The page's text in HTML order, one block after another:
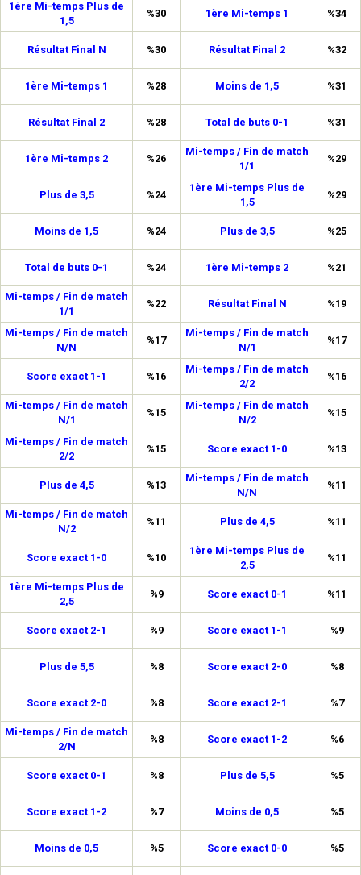
1ère Mi-temps Plus de
1,5
%30
Résultat Final N %30
1ère Mi-temps 1 %28
Résultat Final 2 %28
1ère Mi-temps 2 %26
Plus de 3,5 %24
Moins de 1,5 %24
Total de buts 0-1 %24
Mi-temps / Fin de match
1/1
%22
Mi-temps / Fin de match
N/N
%17
Score exact 1-1 %16
Mi-temps / Fin de match
N/1
%15
Mi-temps / Fin de match
2/2
%15
Plus de 4,5 %13
Mi-temps / Fin de match
N/2
%11
Score exact 1-0 %10
1ère Mi-temps Plus de
2,5
%9
Score exact 2-1 %9
Plus de 5,5 %8
Score exact 2-0 %8
Mi-temps / Fin de match
2/N
%8
Score exact 0-1 %8
Score exact 1-2 %7
Moins de 0,5 %5
1ère Mi-temps 1 %34
Résultat Final 2 %32
Moins de 1,5 %31
Total de buts 0-1 %31
Mi-temps / Fin de match
1/1
%29
1ère Mi-temps Plus de
1,5
%29
Plus de 3,5 %25
1ère Mi-temps 2 %21
Résultat Final N %19
Mi-temps / Fin de match
N/1
%17
Mi-temps / Fin de match
2/2
%16
Mi-temps / Fin de match
N/2
%15
Score exact 1-0 %13
Mi-temps / Fin de match
N/N
%11
Plus de 4,5 %11
1ère Mi-temps Plus de
2,5
%11
Score exact 0-1 %11
Score exact 1-1 %9
Score exact 2-0 %8
Score exact 2-1 %7
Score exact 1-2 %6
Plus de 5,5 %5
Moins de 0,5 %5
Score exact 0-0 %5